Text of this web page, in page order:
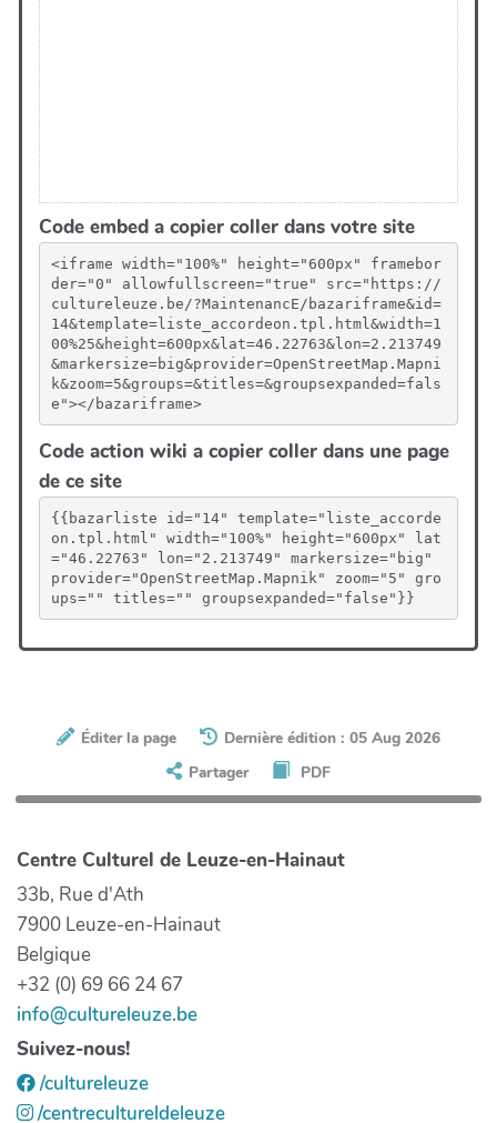
Code embed a copier coller dans votre site
<iframe width="100%" height="600px" framebor
der="0" allowfullscreen="true" src="https://
cultureleuze.be/?MaintenancE/bazariframe&id=
14&template=liste_accordeon.tpl.html&width=1
00%25&height=600px&lat=46.22763&lon=2.213749
&markersize=big&provider=OpenStreetMap.Mapni
k&zoom=5&groups=&titles=&groupsexpanded=fals
e"></bazariframe>
Code action wiki a copier coller dans une page
de ce site
{{bazarliste id="14" template="liste_accorde
on.tpl.html" width="100%" height="600px" lat
="46.22763" lon="2.213749" markersize="big"
provider="OpenStreetMap.Mapnik" zoom="5" gro
ups="" titles="" groupsexpanded="false"}}
Éditer la page
Dernière édition : 05 Aug 2026
Partager
PDF
Centre Culturel de Leuze-en-Hainaut
33b, Rue d'Ath
7900 Leuze-en-Hainaut
Belgique
+32 (0) 69 66 24 67
info@cultureleuze.be
Suivez-nous!
/cultureleuze
/centrecultureldeleuze